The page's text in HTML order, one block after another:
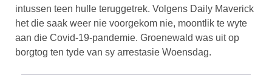
intussen teen hulle teruggetrek. Volgens Daily Maverick
het die saak weer nie voorgekom nie, moontlik te wyte
aan die Covid-19-pandemie. Groenewald was uit op
borgtog ten tyde van sy arrestasie Woensdag.